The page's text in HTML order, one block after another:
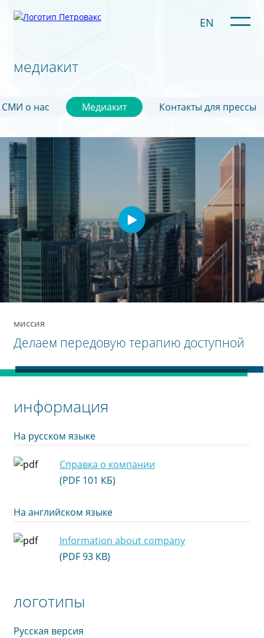
EN
медиакит
СМИ о нас Медиакит Контакты для прессы
миссия
Делаем передовую терапию доступной
информация
На русском языке
Справка о компании
(PDF 101 КБ)
На английском языке
Information about company
(PDF 93 KB)
логотипы
Русская версия